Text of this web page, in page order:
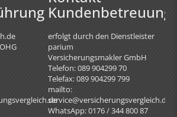
Kundenbetreuung
erfolgt durch den Dienstleister
parium
Versicherungsmakler GmbH
Telefon: 089 904299 70
Telefax: 089 904299 799
mailto:
service@versicherungsvergleich.de
WhatsApp: 0176 / 344 800 87